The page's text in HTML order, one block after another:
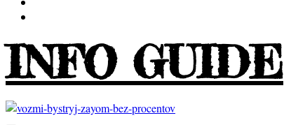
INFO GUIDE